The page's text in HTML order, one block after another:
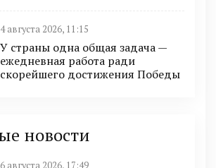
4 августа 2026, 11:15
У страны одна общая задача —
ежедневная работа ради
скорейшего достижения Победы
новости